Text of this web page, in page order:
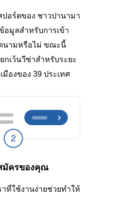
ปอร์ตของ ชาวปานามา
อมูลสำหรับการเข้า
ดนามหรือไม่ ขณะนี้
กเว้นวีซ่าสำหรับระยะ
องของ 39 ประเทศ
มัครของคุณ
ที่ใช้งานง่ายช่วยทำให้